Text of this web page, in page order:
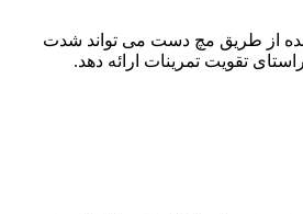
از طریق مچ دست می تواند شدت
تقویت تمرینات ارائه دهد.